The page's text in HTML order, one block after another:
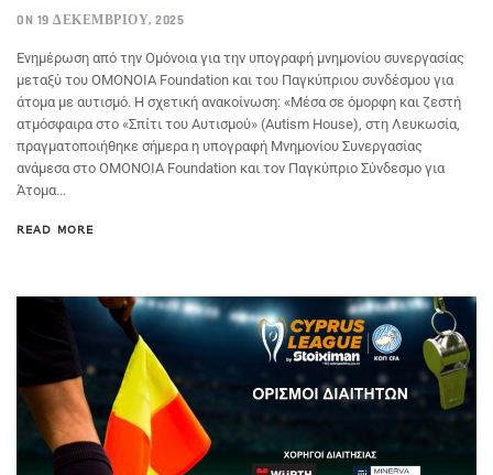
ON 19 ΔΕΚΕΜΒΡΊΟΥ, 2025
Ενημέρωση από την Ομόνοια για την υπογραφή μνημονίου συνεργασίας
μεταξύ του ΟΜΟΝΟΙΑ Foundation και του Παγκύπριου συνδέσμου για
άτομα με αυτισμό. Η σχετική ανακοίνωση: «Μέσα σε όμορφη και ζεστή
ατμόσφαιρα στο «Σπίτι του Αυτισμού» (Autism House), στη Λευκωσία,
πραγματοποιήθηκε σήμερα η υπογραφή Μνημονίου Συνεργασίας
ανάμεσα στο OMONOIA Foundation και τον Παγκύπριο Σύνδεσμο για
Άτομα...
READ MORE